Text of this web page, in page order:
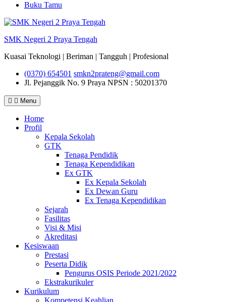
Buku Tamu
SMK Negeri 2 Praya Tengah
Kuasai Teknologi | Beriman | Tangguh | Profesional
(0370) 654501 smkn2prateng@gmail.com
Jl. Pejanggik No. 9 Praya NPSN : 50201370
Menu
Home
Profil
Kepala Sekolah
GTK
Tenaga Pendidik
Tenaga Kependidikan
Ex GTK
Ex Kepala Sekolah
Ex Dewan Guru
Ex Tenaga Kependidikan
Sejarah
Fasilitas
Visi & Misi
Akreditasi
Kesiswaan
Prestasi
Peserta Didik
Pengurus OSIS Periode 2021/2022
Ekstrakurikuler
Kurikulum
Kompetensi Keahlian